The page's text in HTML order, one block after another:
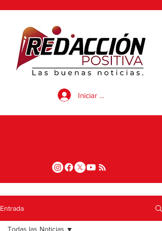
Iniciar sesión
Entrada
Todas las Noticias